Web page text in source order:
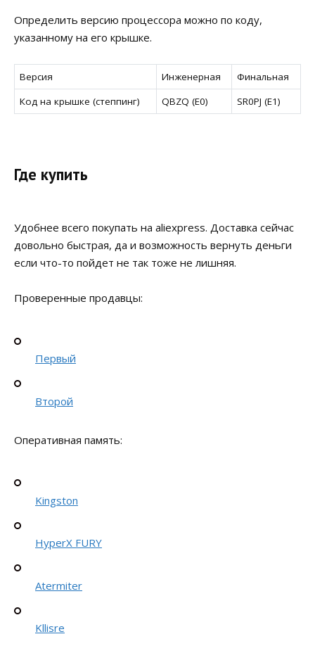
Определить версию процессора можно по коду,
указанному на его крышке.
Версия Инженерная
Финальная
Код на крышке (степпинг)
QBZQ (E0) SR0PJ (E1)
Где купить
Удобнее всего покупать на aliexpress. Доставка сейчас
довольно быстрая, да и возможность вернуть деньги
если что-то пойдет не так тоже не лишняя.
Проверенные продавцы:
Первый
Второй
Оперативная память:
Kingston
HyperX FURY
Atermiter
Kllisre